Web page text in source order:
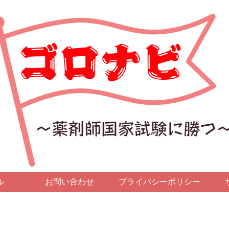
お問い合わせ プライバシーポリシー